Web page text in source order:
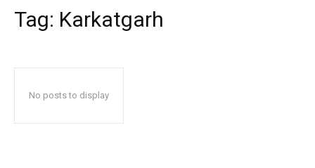
Tag: Karkatgarh
No posts to display